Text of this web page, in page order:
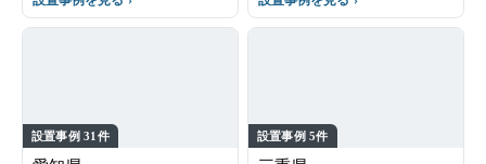
設置事例 31件 設置事例 5件